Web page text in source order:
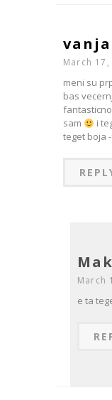
vanja
March 17,
meni su
bas
sam
i
teget boja
March
e ta